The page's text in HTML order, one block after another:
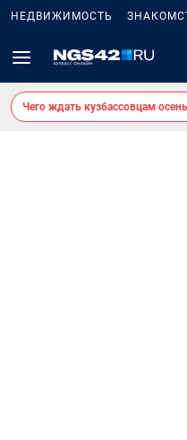
НЕДВИЖИМОСТЬ
Чего ждать кузбассовцам